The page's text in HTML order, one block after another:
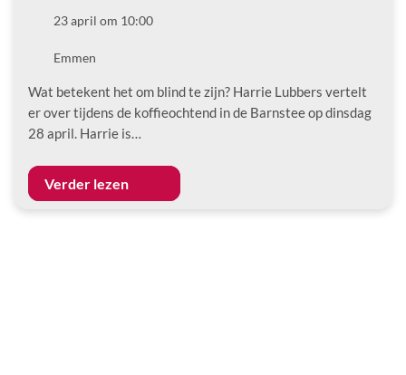
Datum23 april om 10:00
LocatieEmmen
Wat betekent het om blind te zijn? Harrie Lubbers vertelt
er over tijdens de koffieochtend in de Barnstee op dinsdag
28 april. Harrie is…
Verder lezen